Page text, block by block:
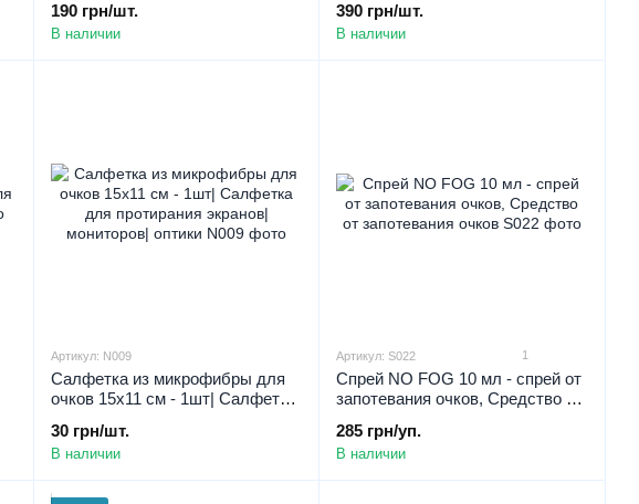
| Спрей NOFOG premium
190 грн/шт.
В наличии
| Спрей NOFOG premium
390 грн/шт.
В наличии
Артикул: N009
Салфетка из микрофибры для
очков 15х11 см - 1шт| Салфетка
мониторов| оптики
30 грн/шт.
В наличии
Артикул: S022 1
Спрей NO FOG 10 мл - спрей от
запотевания очков, Средство от
285 грн/уп.
В наличии